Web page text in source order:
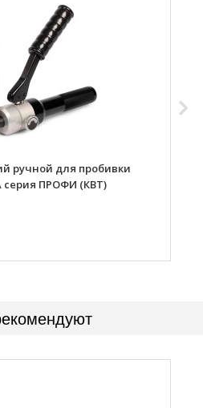
ручной для пробивки
серия ПРОФИ (КВТ)